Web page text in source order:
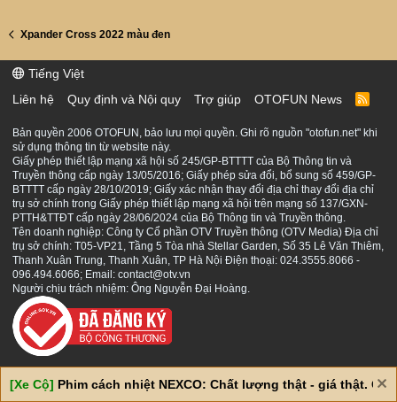
Xpander Cross 2022 màu đen
Tiếng Việt
Liên hệ
Quy định và Nội quy Trợ giúp OTOFUN News
R
S
Bản quyền 2006 OTOFUN, bảo lưu mọi quyền. Ghi rõ nguồn "otofun.net" khi
sử dụng thông tin từ website này.
Giấy phép thiết lập mạng xã hội số 245/GP-BTTTT của Bộ Thông tin và
Truyền thông cấp ngày 13/05/2016; Giấy phép sửa đổi, bổ sung số 459/GP-
BTTTT cấp ngày 28/10/2019; Giấy xác nhận thay đổi địa chỉ thay đổi địa chỉ
trụ sở chính trong Giấy phép thiết lập mạng xã hội trên mạng số 137/GXN-
PTTH&TTĐT cấp ngày 28/06/2024 của Bộ Thông tin và Truyền thông.
Tên doanh nghiệp: Công ty Cổ phần OTV Truyền thông (OTV Media) Địa chỉ
trụ sở chính: T05-VP21, Tầng 5 Tòa nhà Stellar Garden, Số 35 Lê Văn Thiêm,
Thanh Xuân Trung, Thanh Xuân, TP Hà Nội Điện thoại: 024.3555.8066 -
096.494.6066; Email: contact@otv.vn
Người chịu trách nhiệm: Ông Nguyễn Đại Hoàng.
[Xe Cộ] Phim cách nhiệt NEXCO: Chất lượng thật - giá thật. Giá